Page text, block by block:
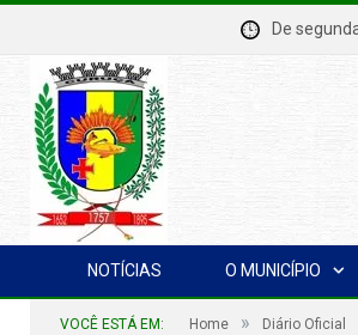
De
NOTÍCIAS O MUNICÍPIO
VOCÊ ESTÁ EM: Home » Diário Oficial